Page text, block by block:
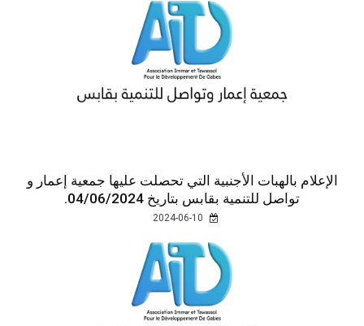
الإعلام بالهبات الأجنبية التي تحصلت عليها جمعية إعمار و
تواصل للتنمية بقابس بتاريخ 04/06/2024.